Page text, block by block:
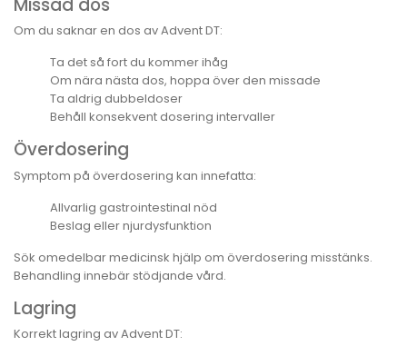
Om du saknar en dos av Advent DT:
Ta det så fort du kommer ihåg
Om nära nästa dos, hoppa över den missade
Ta aldrig dubbeldoser
Behåll konsekvent dosering intervaller
Överdosering
Symptom på överdosering kan innefatta:
Allvarlig gastrointestinal nöd
Beslag eller njurdysfunktion
Sök omedelbar medicinsk hjälp om överdosering misstänks.
Behandling innebär stödjande vård.
Lagring
Korrekt lagring av Advent DT: